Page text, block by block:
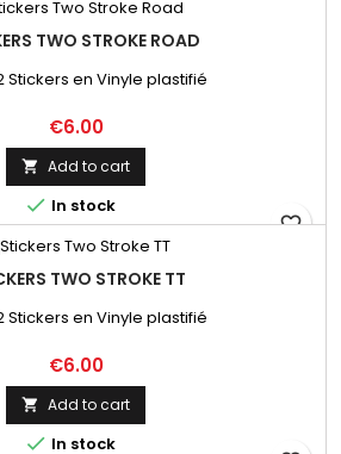
TWO STROKE ROAD
Stickers en Vinyle plastifié
Price
€6.00
 Add to cart
 In stock
favorite_border
TWO STROKE TT
Stickers en Vinyle plastifié
Price
€6.00
 Add to cart
 In stock